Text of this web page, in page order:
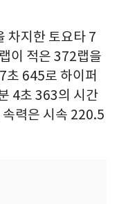
차지한 토요타 7
이 적은 372랩을
초 645로 하이퍼
4초 363의 시간
력은 시속 220.5